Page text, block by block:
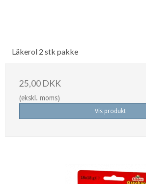
Läkerol 2 stk pakke
25,00 DKK
(ekskl. moms)
Vis produkt